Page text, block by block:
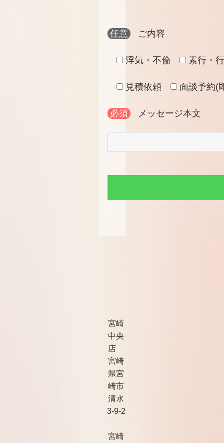
任意 ご内容
浮気・不倫 素行・
見積依頼 面談予約(
必須 メッセージ本文
宮崎
中央
店
宮崎
県宮
崎市
清水
3-9-2
宮崎